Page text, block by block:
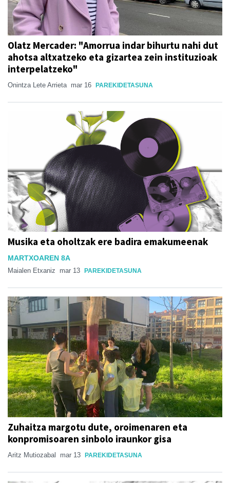
Olatz Mercader: "Amorrua indar bihurtu nahi dut
ahotsa altxatzeko eta gizartea zein instituzioak
interpelatzeko"
Onintza Lete Arrieta mar 16 PAREKIDETASUNA
Musika eta oholtzak ere badira emakumeenak
MARTXOAREN 8A
Maialen Etxaniz mar 13 PAREKIDETASUNA
Zuhaitza margotu dute, oroimenaren eta
konpromisoaren sinbolo iraunkor gisa
Aritz Mutiozabal mar 13 PAREKIDETASUNA